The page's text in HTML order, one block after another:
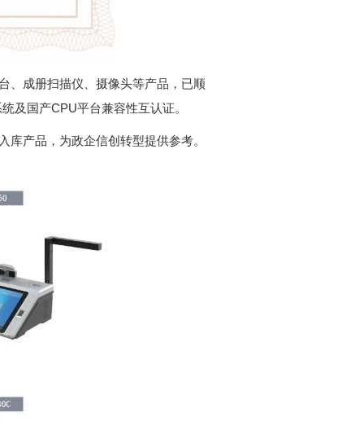
、成册扫描仪、摄像头等产品，已顺
及国产CPU平台兼容性互认证。
产品，为政企信创转型提供参考。